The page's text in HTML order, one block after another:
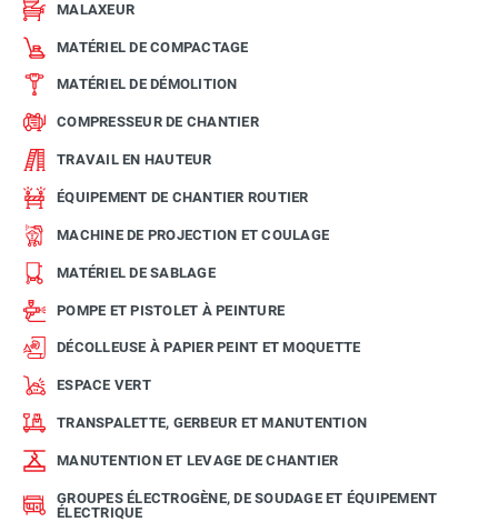
MALAXEUR
MATÉRIEL DE COMPACTAGE
MATÉRIEL DE DÉMOLITION
COMPRESSEUR DE CHANTIER
TRAVAIL EN HAUTEUR
ÉQUIPEMENT DE CHANTIER ROUTIER
MACHINE DE PROJECTION ET COULAGE
MATÉRIEL DE SABLAGE
POMPE ET PISTOLET À PEINTURE
DÉCOLLEUSE À PAPIER PEINT ET MOQUETTE
ESPACE VERT
TRANSPALETTE, GERBEUR ET MANUTENTION
MANUTENTION ET LEVAGE DE CHANTIER
GROUPES ÉLECTROGÈNE, DE SOUDAGE ET ÉQUIPEMENT
ÉLECTRIQUE